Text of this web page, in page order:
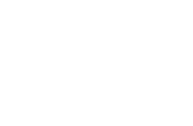
Según las personas que
forma «muy rápida» y el
vehículos- fue encerrado
veleña intervino en un
ha hecho cargo de la